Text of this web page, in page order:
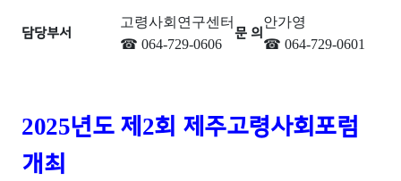
담당부서
고령사회연구센터
☎ 064-729-0606
문 의
안가영
☎ 064-729-0601
2025년도 제2회 제주고령사회포럼
개최